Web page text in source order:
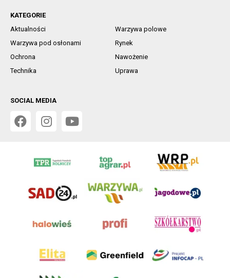
KATEGORIE
Aktualności
Warzywa polowe
Warzywa pod osłonami
Rynek
Ochrona
Nawożenie
Technika
Uprawa
SOCIAL MEDIA